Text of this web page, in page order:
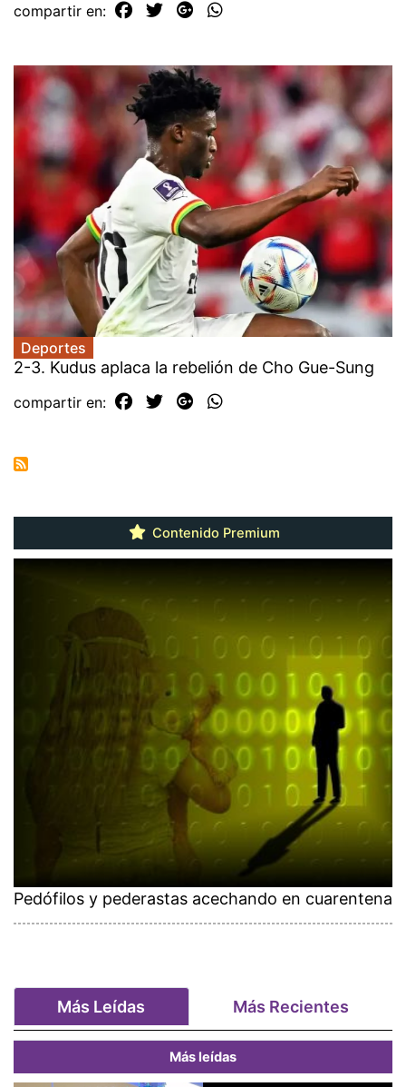
compartir en:
Deportes
2-3. Kudus aplaca la rebelión de Cho Gue-Sung
compartir en:
Contenido Premium
Pedófilos y pederastas acechando en cuarentena
Más Leídas Más Recientes
Más leídas